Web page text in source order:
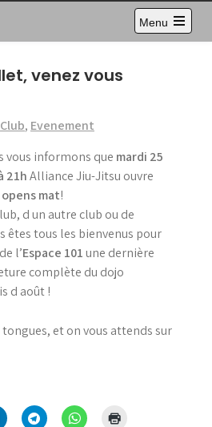
Menu
Open
venez vous
Club, Evenement
vous informons que mardi 25
21hAlliance Jiu-Jitsu ouvre
opens mat!
d un autre club ou de
êtes tous les bienvenus pour
l’Espace 101une dernière
complète du dojo
d août !
et on vous attends sur